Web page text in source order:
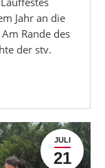
Jahr an die
Rande des
der stv.
JULI
21